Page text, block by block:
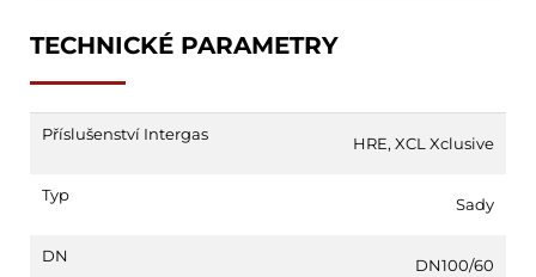
TECHNICKÉ PARAMETRY
Příslušenství Intergas HRE, XCL Xclusive
Typ Sady
DN DN100/60